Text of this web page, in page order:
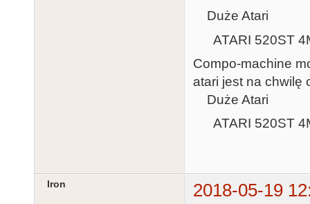
Duże Atari
ATARI 520ST
Compo-machine
atari jest na chwilę
Duże Atari
ATARI 520ST
Iron 2018-05-19